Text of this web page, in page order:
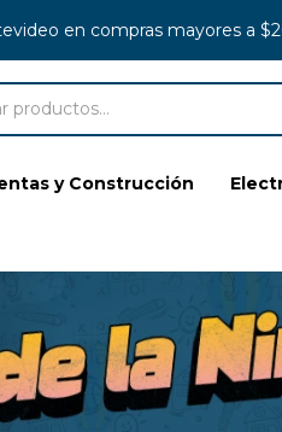
y Construcción
en compras mayores a